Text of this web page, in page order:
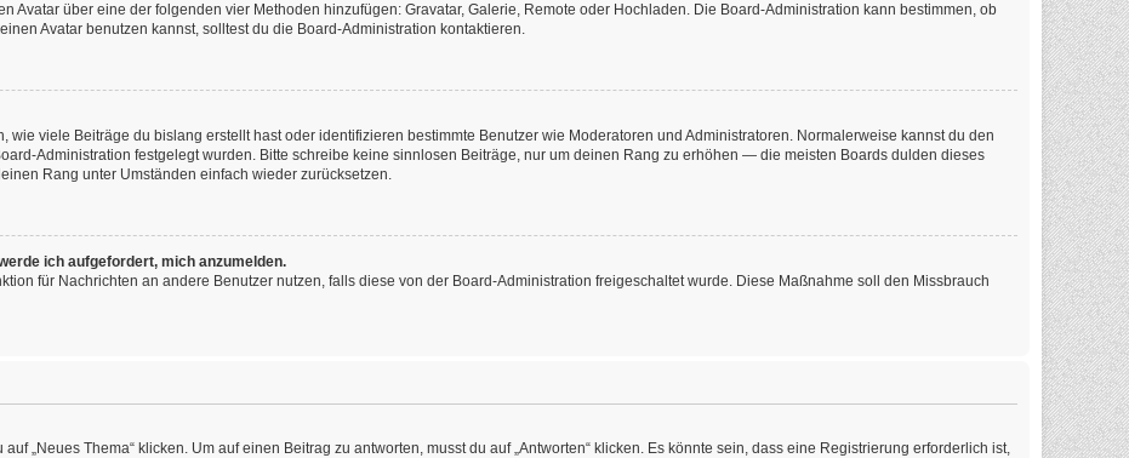
Avatar über eine der folgenden vier Methoden hinzufügen: Gravatar, Galerie, Remote oder Hochladen. Die Board-Administration kann bestimmen, ob
Avatar benutzen kannst, solltest du die Board-Administration kontaktieren.
wie viele Beiträge du bislang erstellt hast oder identifizieren bestimmte Benutzer wie Moderatoren und Administratoren. Normalerweise kannst du den
Administration festgelegt wurden. Bitte schreibe keine sinnlosen Beiträge, nur um deinen Rang zu erhöhen — die meisten Boards dulden dieses
Rang unter Umständen einfach wieder zurücksetzen.
ich aufgefordert, mich anzumelden.
für Nachrichten an andere Benutzer nutzen, falls diese von der Board-Administration freigeschaltet wurde. Diese Maßnahme soll den Missbrauch
„Neues Thema“ klicken. Um auf einen Beitrag zu antworten, musst du auf „Antworten“ klicken. Es könnte sein, dass eine Registrierung erforderlich ist,